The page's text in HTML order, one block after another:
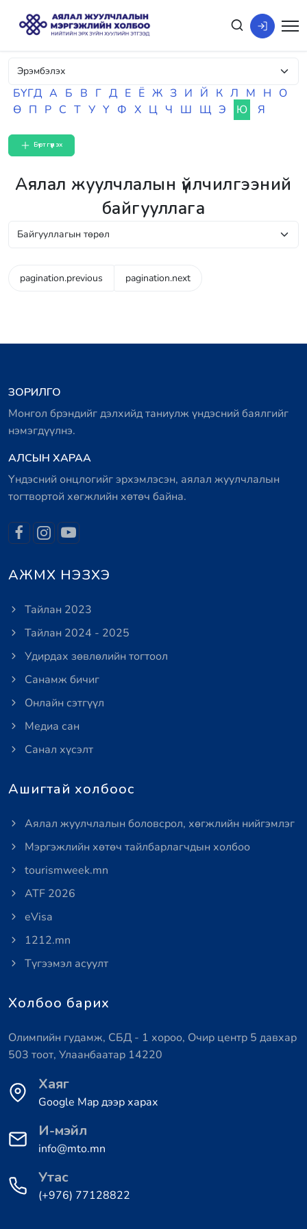
БҮГД А Б В Г Д Е Ё Ж З И Й К Л М Н О
Ө П Р С Т У Ү Ф Х Ц Ч Ш Щ Э Ю Я
Бүртгүүлэх
Аялал жуулчлалын үйлчилгээний
байгууллага
pagination.previous pagination.next
ЗОРИЛГО
Монгол брэндийг дэлхийд таниулж үндэсний баялгийг
нэмэгдүүлнэ.
АЛСЫН ХАРАА
Үндэсний онцлогийг эрхэмлэсэн, аялал жуулчлалын
тогтвортой хөгжлийн хөтөч байна.
АЖМХ НЭЗХЭ
Тайлан 2023
Тайлан 2024 - 2025
Удирдах зөвлөлийн тогтоол
Санамж бичиг
Онлайн сэтгүүл
Медиа сан
Санал хүсэлт
Ашигтай холбоос
Аялал жуулчлалын боловсрол, хөгжлийн нийгэмлэг
Мэргэжлийн хөтөч тайлбарлагчдын холбоо
tourismweek.mn
ATF 2026
eVisa
1212.mn
Түгээмэл асуулт
Холбоо барих
Олимпийн гудамж, СБД - 1 хороо, Очир центр 5 давхар
503 тоот, Улаанбаатар 14220
Хаяг
Google Map дээр харах
И-мэйл
info@mto.mn
Утас
(+976) 77128822